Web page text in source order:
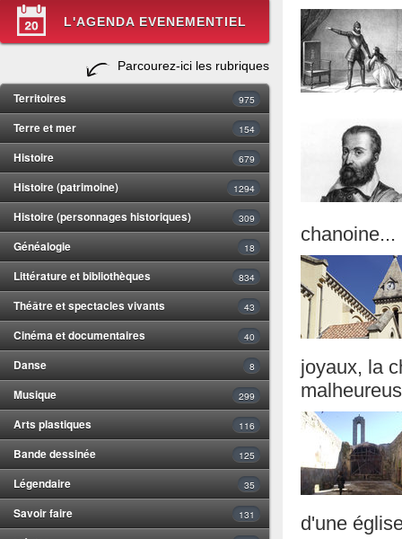
L'AGENDA EVENEMENTIEL
Parcourez-ici les rubriques
Territoires 975
Terre et mer 154
Histoire 679
Histoire (patrimoine) 1294
Histoire (personnages historiques) 309
Généalogie 18
Littérature et bibliothèques 834
Théâtre et spectacles vivants 43
Cinéma et documentaires 40
Danse 8
Musique 299
Arts plastiques 116
Bande dessinée 125
Légendaire 35
Savoir faire 131
chanoine...
joyaux, la
d'une